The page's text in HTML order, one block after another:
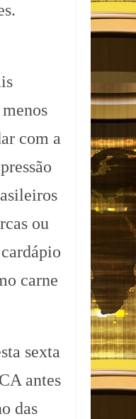
com a
ou
carne
sexta
antes
das